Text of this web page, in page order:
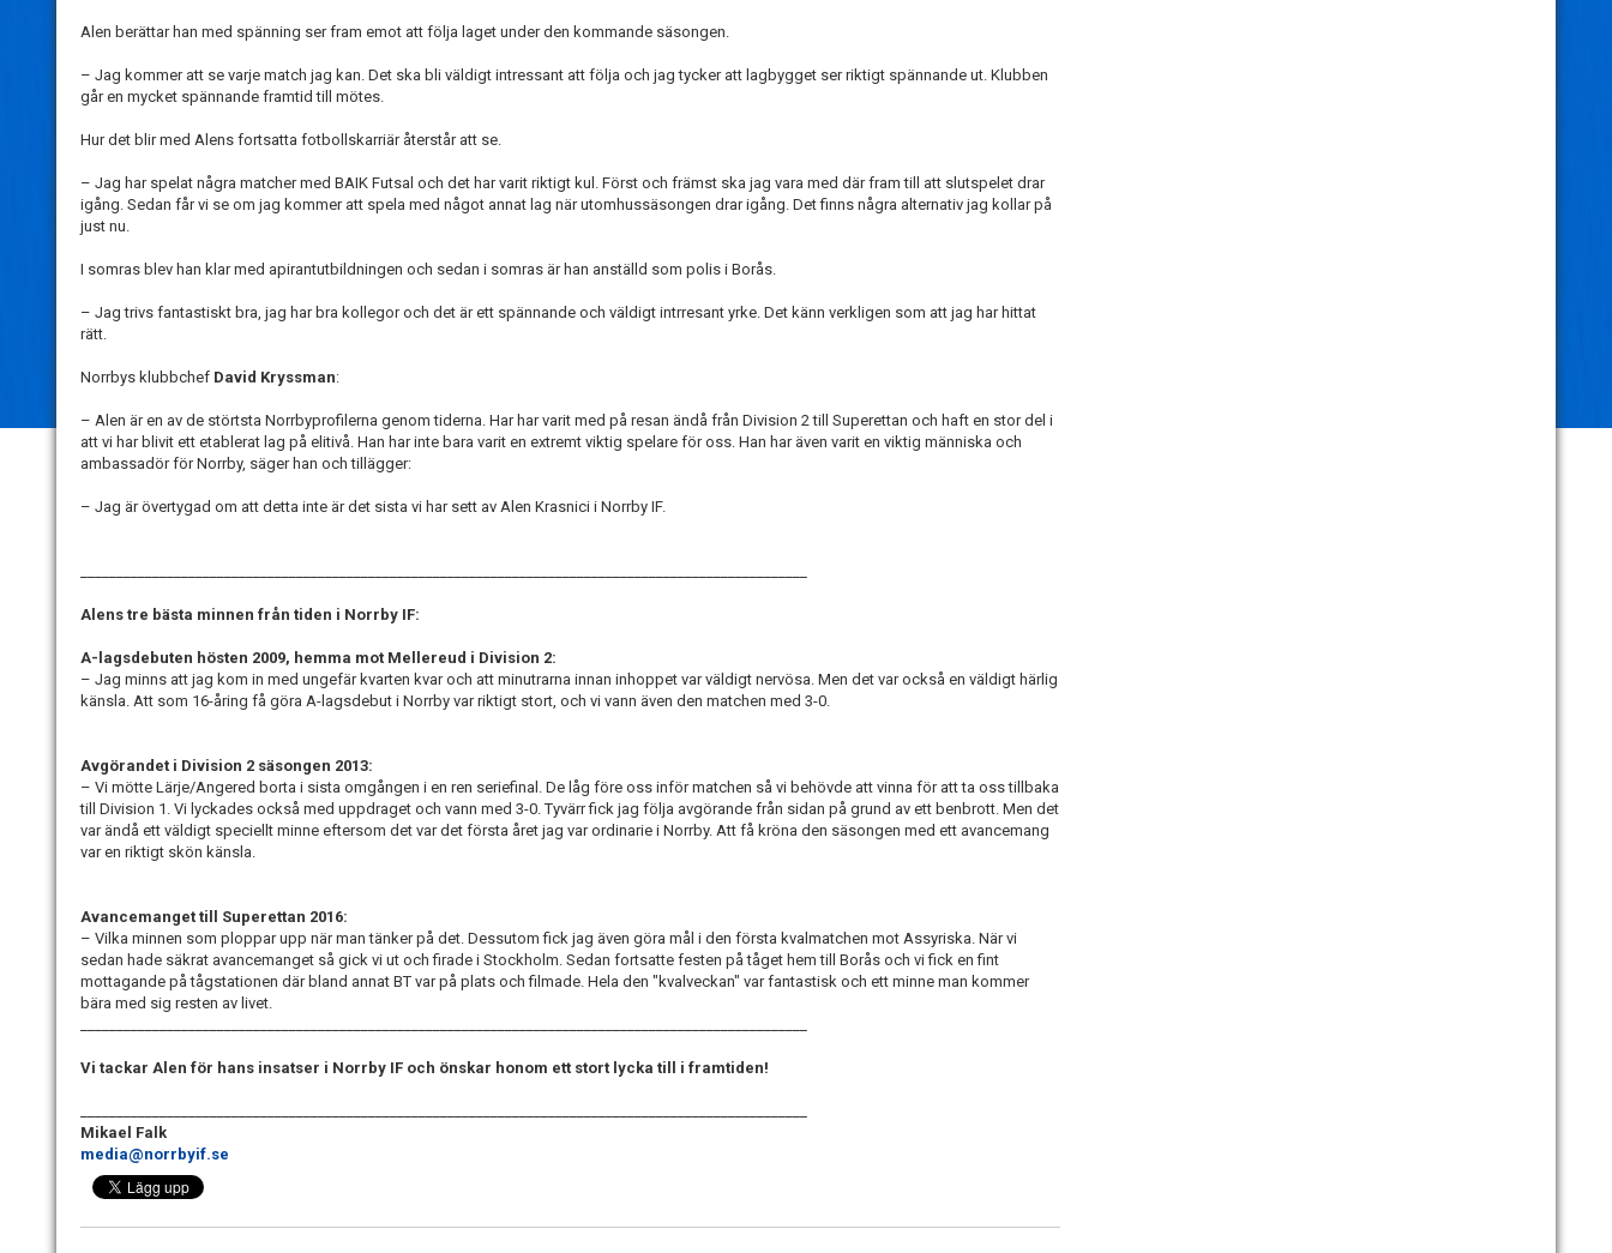
Alen berättar han med spänning ser fram emot att följa laget under den kommande säsongen.
– Jag kommer att se varje match jag kan. Det ska bli väldigt intressant att följa och jag tycker att lagbygget ser riktigt spännande ut. Klubben
går en mycket spännande framtid till mötes.
Hur det blir med Alens fortsatta fotbollskarriär återstår att se.
– Jag har spelat några matcher med BAIK Futsal och det har varit riktigt kul. Först och främst ska jag vara med där fram till att slutspelet drar
igång. Sedan får vi se om jag kommer att spela med något annat lag när utomhussäsongen drar igång. Det finns några alternativ jag kollar på
just nu.
I somras blev han klar med apirantutbildningen och sedan i somras är han anställd som polis i Borås.
– Jag trivs fantastiskt bra, jag har bra kollegor och det är ett spännande och väldigt intrresant yrke. Det känn verkligen som att jag har hittat
rätt.
Norrbys klubbchef David Kryssman:
– Alen är en av de störtsta Norrbyprofilerna genom tiderna. Har har varit med på resan ändå från Division 2 till Superettan och haft en stor del i
att vi har blivit ett etablerat lag på elitivå. Han har inte bara varit en extremt viktig spelare för oss. Han har även varit en viktig människa och
ambassadör för Norrby, säger han och tillägger:
– Jag är övertygad om att detta inte är det sista vi har sett av Alen Krasnici i Norrby IF.
Alens tre bästa minnen från tiden i Norrby IF:
A-lagsdebuten hösten 2009, hemma mot Mellereud i Division 2:
– Jag minns att jag kom in med ungefär kvarten kvar och att minutrarna innan inhoppet var väldigt nervösa. Men det var också en väldigt härlig
känsla. Att som 16-åring få göra A-lagsdebut i Norrby var riktigt stort, och vi vann även den matchen med 3-0.
Avgörandet i Division 2 säsongen 2013:
– Vi mötte Lärje/Angered borta i sista omgången i en ren seriefinal. De låg före oss inför matchen så vi behövde att vinna för att ta oss tillbaka
till Division 1. Vi lyckades också med uppdraget och vann med 3-0. Tyvärr fick jag följa avgörande från sidan på grund av ett benbrott. Men det
var ändå ett väldigt speciellt minne eftersom det var det första året jag var ordinarie i Norrby. Att få kröna den säsongen med ett avancemang
var en riktigt skön känsla.
Avancemanget till Superettan 2016:
– Vilka minnen som ploppar upp när man tänker på det. Dessutom fick jag även göra mål i den första kvalmatchen mot Assyriska. När vi
sedan hade säkrat avancemanget så gick vi ut och firade i Stockholm. Sedan fortsatte festen på tåget hem till Borås och vi fick en fint
mottagande på tågstationen där bland annat BT var på plats och filmade. Hela den "kvalveckan" var fantastisk och ett minne man kommer
bära med sig resten av livet.
Vi tackar Alen för hans insatser i Norrby IF och önskar honom ett stort lycka till i framtiden!
Mikael Falk
media@norrbyif.se